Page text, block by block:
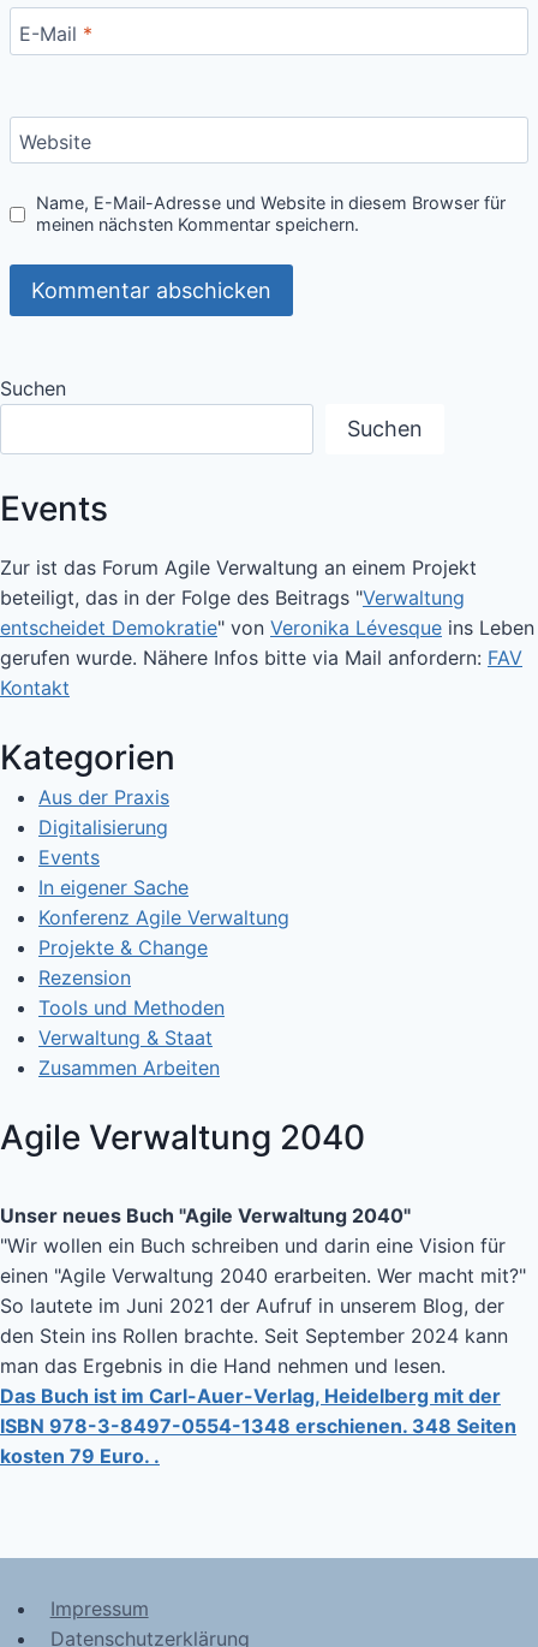
E-Mail *
Website
Name, E-Mail-Adresse und Website in diesem Browser für
meinen nächsten Kommentar speichern.
Suchen
Suchen
Events
Zur ist das Forum Agile Verwaltung an einem Projekt
beteiligt, das in der Folge des Beitrags "Verwaltung
entscheidet Demokratie" von Veronika Lévesque ins Leben
gerufen wurde. Nähere Infos bitte via Mail anfordern: FAV
Kontakt
Kategorien
Aus der Praxis
Digitalisierung
Events
In eigener Sache
Konferenz Agile Verwaltung
Projekte & Change
Rezension
Tools und Methoden
Verwaltung & Staat
Zusammen Arbeiten
Agile Verwaltung 2040
Unser neues Buch "Agile Verwaltung 2040"
"Wir wollen ein Buch schreiben und darin eine Vision für
einen "Agile Verwaltung 2040 erarbeiten. Wer macht mit?"
So lautete im Juni 2021 der Aufruf in unserem Blog, der
den Stein ins Rollen brachte. Seit September 2024 kann
man das Ergebnis in die Hand nehmen und lesen.
Das Buch ist im Carl-Auer-Verlag, Heidelberg mit der
ISBN 978-3-8497-0554-1348 erschienen. 348 Seiten
kosten 79 Euro. .
Impressum
Datenschutzerklärung